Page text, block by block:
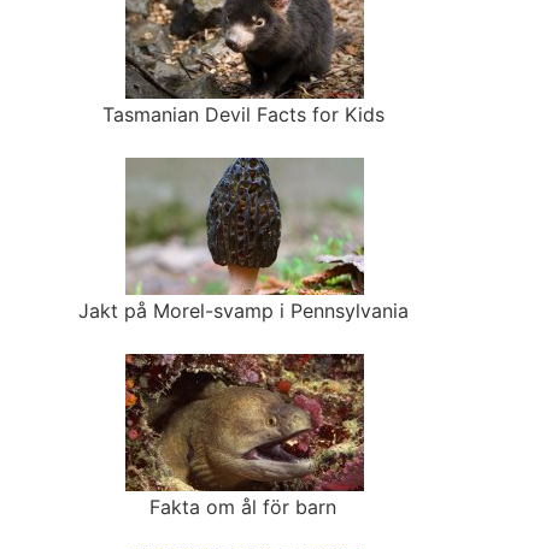
Tasmanian Devil Facts for Kids
Jakt på Morel-svamp i Pennsylvania
Fakta om ål för barn